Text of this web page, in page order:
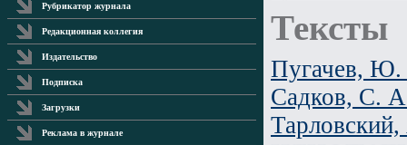
Рубрикатор журнала
Редакционная коллегия
Издательство
Подписка
Загрузки
Реклама в журнале
Тексты
Пугачев,
Садков, С.